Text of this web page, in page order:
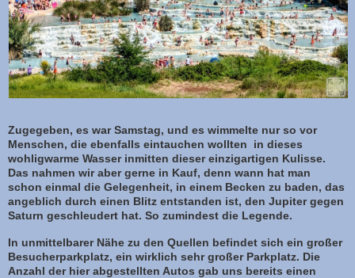
Zugegeben, es war Samstag, und es wimmelte nur so vor
Menschen, die ebenfalls eintauchen wollten in dieses
wohligwarme Wasser inmitten dieser einzigartigen Kulisse.
Das nahmen wir aber gerne in Kauf, denn wann hat man
schon einmal die Gelegenheit, in einem Becken zu baden, das
angeblich durch einen Blitz entstanden ist, den Jupiter gegen
Saturn geschleudert hat. So zumindest die Legende.
In unmittelbarer Nähe zu den Quellen befindet sich ein großer
Besucherparkplatz, ein wirklich sehr großer Parkplatz. Die
Anzahl der hier abgestellten Autos gab uns bereits einen